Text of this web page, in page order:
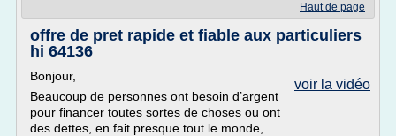
Haut de page
offre de pret rapide et fiable aux particuliers
hi 64136
voir la vidéo
Bonjour,
Beaucoup de personnes ont besoin d’argent
pour financer toutes sortes de choses ou ont
des dettes, en fait presque tout le monde,